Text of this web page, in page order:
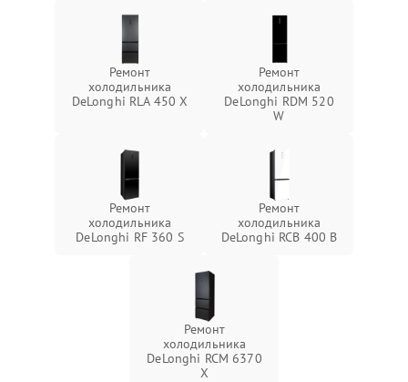
Ремонт
холодильника
DeLonghi RLA 450 X
Ремонт
холодильника
DeLonghi RDM 520
W
Ремонт
холодильника
DeLonghi RF 360 S
Ремонт
холодильника
DeLonghi RCB 400 B
Ремонт
холодильника
DeLonghi RCM 6370
X